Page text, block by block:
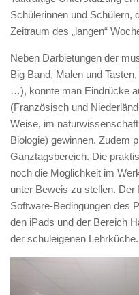
Schülerinnen und Schülern,
Zeitraum des „langen“
Neben Darbietungen der
Big Band, Malen und
…), konnte man Eindrücke
(Französisch und
Weise, im
Biologie) gewinnen. Zudem
Ganztagsbereich. Die
noch die Möglichkeit im
unter Beweis zu stellen.
Software-Bedingungen des
den iPads und der Bereich
der schuleigenen Lehrküche.